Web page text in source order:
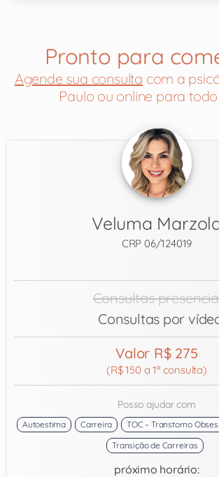
Pronto para
Agende sua consulta com a
Paulo ou online para
Veluma
CRP 06/124019
Consultas
Consultas por
Valor R$ 275
(R$ 150 a 1ª consulta)
Posso ajudar com
Autoestima Carreira TOC – Transtorno
Transição de Carreiras
próximo horário: